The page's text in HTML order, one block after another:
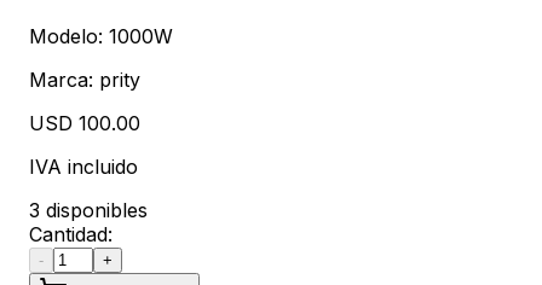
Modelo: 1000W
Marca: prity
USD 100.00
IVA incluido
3 disponibles
Cantidad:
- +